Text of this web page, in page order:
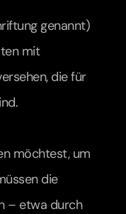
genannt)
mit
die für
möchtest, um
die
– etwa durch